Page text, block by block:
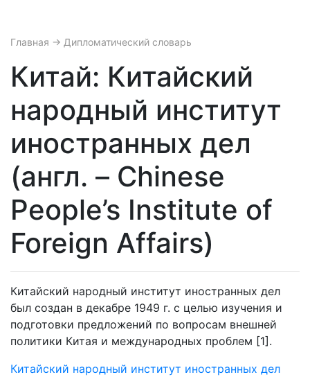
Главная → Дипломатический словарь
Китай: Китайский
народный институт
иностранных дел
(англ. – Chinese
People’s Institute of
Foreign Affairs)
Китайский народный институт иностранных дел
был создан в декабре 1949 г. с целью изучения и
подготовки предложений по вопросам внешней
политики Китая и международных проблем [1].
Китайский народный институт иностранных дел